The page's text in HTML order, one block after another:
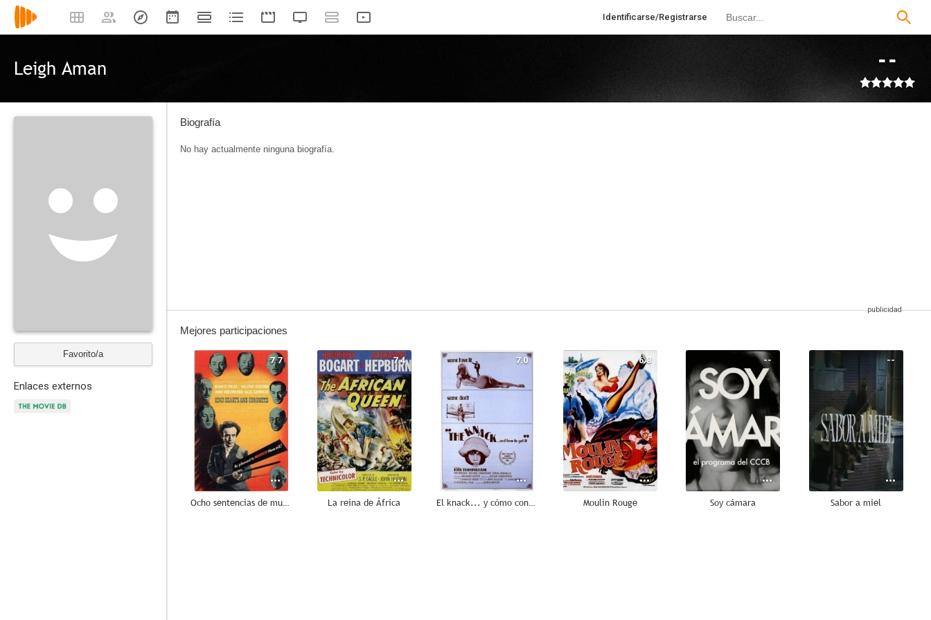
Identificarse/Registrarse
Leigh Aman --
Favorito/a
Enlaces externos
Biografía
No hay actualmente ninguna biografía.
Mejores participaciones
7.7
Ocho sentencias de muerte
7.4
La reina de África
7.0
El knack... y cómo conseguirlo
6.8
Moulin Rouge
--
Soy cámara
--
Sabor a miel